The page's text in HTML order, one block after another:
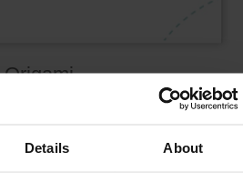
Details About
Origami